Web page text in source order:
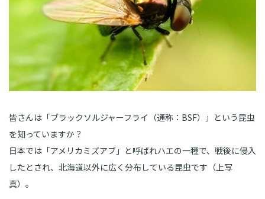
皆さんは「ブラックソルジャーフライ（通称：BSF）」という昆虫
を知っていますか？
日本では「アメリカミズアブ」と呼ばれハエの一種で、戦後に侵入
したとされ、北海道以外に広く分布している昆虫です（上写
真）。